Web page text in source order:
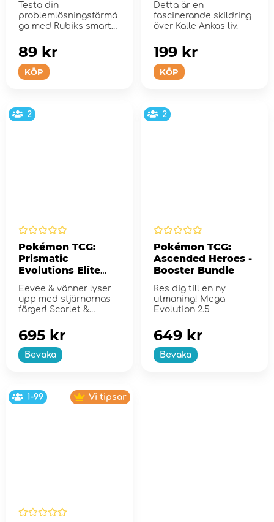
Testa din
problemlösningsförmå
ga med Rubiks smarta
KÖP
89 kr
Detta är en
fascinerande skildring
över Kalle Ankas liv.
KÖP
199 kr
2
Pokémon TCG:
Prismatic
Evolutions Elite
Eevee & vänner lyser
upp med stjärnornas
färger! Scarlet &
Bevaka
695 kr
2
Pokémon TCG:
Ascended Heroes -
Booster Bundle
Res dig till en ny
utmaning! Mega
Evolution 2.5
Bevaka
649 kr
1-99 Vi tipsar